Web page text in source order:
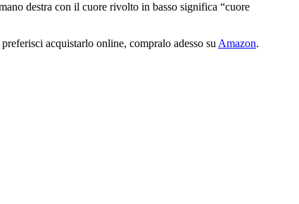
destra con il cuore rivolto in basso significa “cuore
preferisci acquistarlo online, compralo adesso su Amazon.